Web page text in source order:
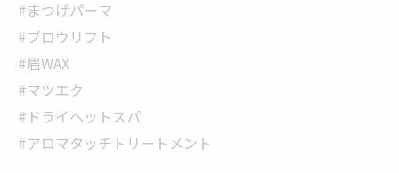
#まつげパーマ
#ブロウリフト
#眉WAX
#マツエク
#ドライヘットスパ
#アロマタッチトリートメント